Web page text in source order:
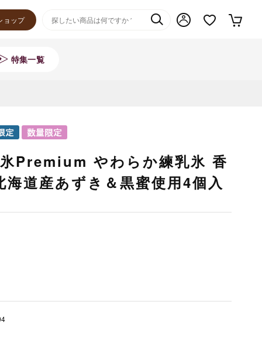
ョップ
特集一覧
Premium やわらか練乳氷 香
道産あずき＆黒蜜使用4個入